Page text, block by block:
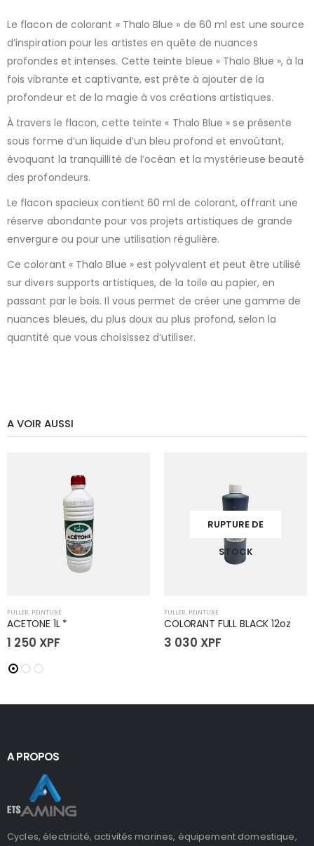
Le flacon de colorant « Thalo Blue » de 60 ml est une source
d’inspiration pour les artistes en quête de nuances
profondes et intenses. Cette teinte bleue « Thalo Blue », à la
fois vibrante et captivante, est prête à ajouter de la
profondeur et de la magie à vos créations artistiques.
À travers le flacon, cette teinte « Thalo Blue » se présente
sous forme d’un liquide d’un bleu profond et envoûtant,
évoquant la tranquillité de l’océan et la mystérieuse beauté
des profondeurs.
Le flacon spacieux contient 60 ml de colorant, offrant une
réserve abondante pour vos projets artistiques de grande
envergure ou pour une utilisation régulière.
Ce colorant « Thalo Blue » est polyvalent et peut être utilisé
sur divers supports artistiques, de la toile au papier, en
passant par le bois. Il vous permet de créer une gamme de
nuances bleues, du plus doux au plus profond, selon la
quantité que vous choisissez d’utiliser.
A VOIR AUSSI
FULLER, PEINTURE
ACETONE 1L *
1 250 XPF
RUPTURE DE
STOCK
FULLER, PEINTURE
COLORANT FULL BLACK 12oz
3 030 XPF
A PROPOS
Cycles, électricité, activités marines, équipement domestique,